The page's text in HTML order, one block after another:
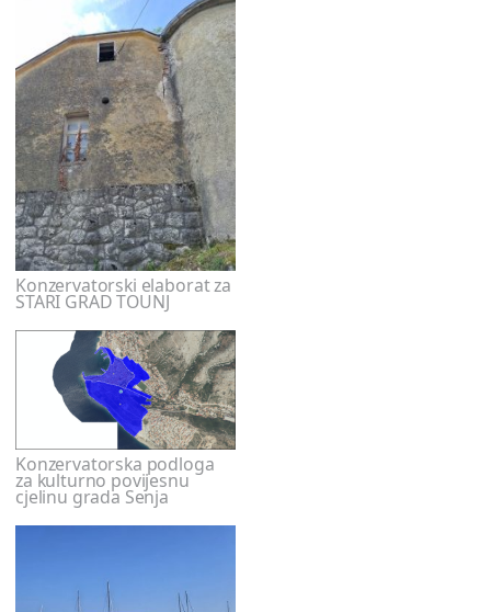
Konzervatorski elaborat za
STARI GRAD TOUNJ
Konzervatorska podloga
za kulturno povijesnu
cjelinu grada Senja